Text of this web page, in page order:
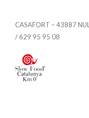
CASAFORT – 43887
/ 629 95 95 08